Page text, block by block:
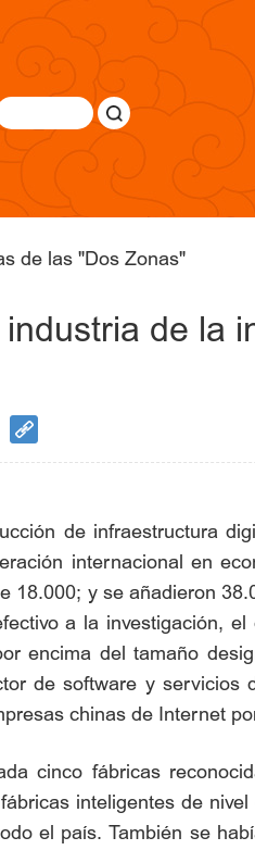
de las "Dos Zonas"
de la
de infraestructura
internacional en
18.000; y se añadieron
a la investigación,
encima del tamaño
de software y
chinas de Internet
cinco fábricas
inteligentes de
el país. También se